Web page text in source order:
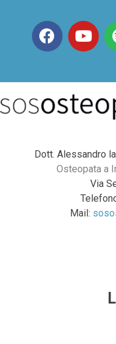
F
a
o
o
Y
o
b
e
Dott. Alessandro
Osteopata a
Via
Mail: